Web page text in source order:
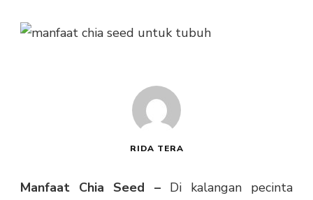
RIDA TERA
Manfaat Chia Seed –Di kalangan pecinta